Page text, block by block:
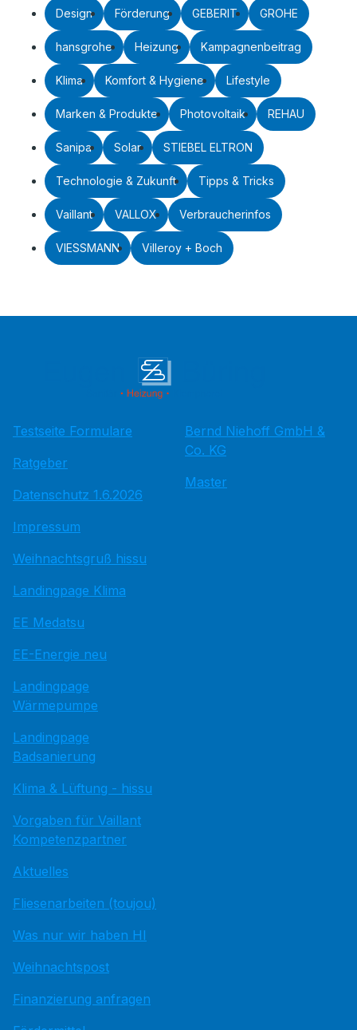
Design Förderung GEBERIT GROHE
hansgrohe Heizung Kampagnenbeitrag
Klima Komfort & Hygiene Lifestyle
Marken & Produkte Photovoltaik REHAU
Sanipa Solar STIEBEL ELTRON
Technologie & Zukunft Tipps & Tricks
Vaillant VALLOX Verbraucherinfos
VIESSMANN Villeroy + Boch
Testseite Formulare
Ratgeber
Datenschutz 1.6.2026
Impressum
Weihnachtsgruß hissu
Landingpage Klima
EE Medatsu
EE-Energie neu
Landingpage
Wärmepumpe
Landingpage
Badsanierung
Klima & Lüftung - hissu
Vorgaben für Vaillant
Kompetenzpartner
Aktuelles
Fliesenarbeiten (toujou)
Was nur wir haben HI
Weihnachtspost
Finanzierung anfragen
Bernd Niehoff GmbH &
Co. KG
Master